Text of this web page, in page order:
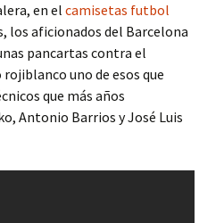
en elcamisetas futbol
los aficionados del Barcelona
pancartas contra el
uno de esos que
que más años
Antonio Barrios y José Luis